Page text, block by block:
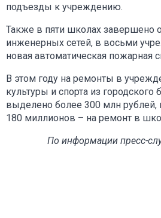
подъезды к учреждению.
Также в пяти школах завершено
инженерных сетей, в восьми
новая автоматическая пожарная
В этом году на ремонты в
культуры и спорта из
выделено более 300 млн рублей,
180 миллионов – на ремонт в
По информации пресс-